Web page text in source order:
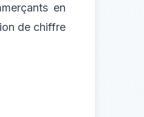
en
de chiffre